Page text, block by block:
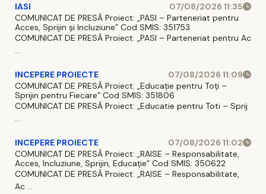
IASI
07/08/2026 11:35
COMUNICAT DE PRESĂ Proiect: „PASI – Parteneriat pentru
Acces, Sprijin și Incluziune” Cod SMIS: 351753
COMUNICAT DE PRESĂ Proiect: „PASI – Parteneriat pentru Ac
...
INCEPERE PROIECTE
07/08/2026 11:09
COMUNICAT DE PRESĂ Proiect: „Educație pentru Toți –
Sprijin pentru Fiecare” Cod SMIS: 351806
COMUNICAT DE PRESĂ Proiect: „Educatie pentru Toti – Sprij
...
INCEPERE PROIECTE
07/08/2026 11:02
COMUNICAT DE PRESĂ Proiect: „RAISE – Responsabilitate,
Acces, Incluziune, Sprijin, Educație” Cod SMIS: 350622
COMUNICAT DE PRESĂ Proiect: „RAISE – Responsabilitate,
Ac ...